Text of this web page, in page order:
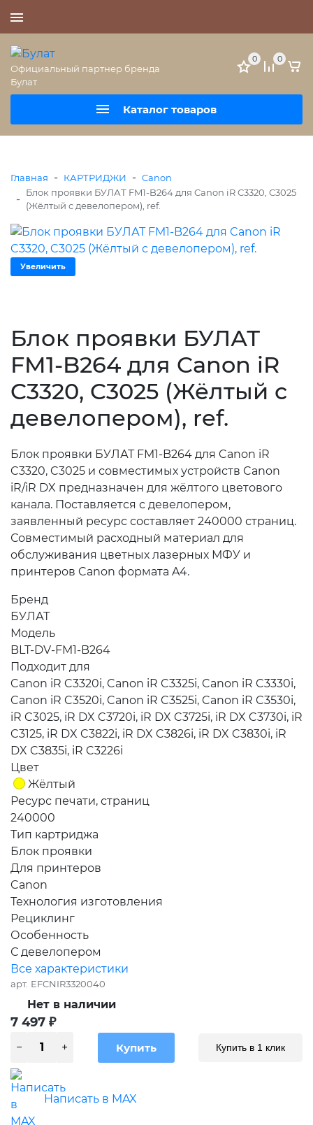
Официальный партнер бренда
Булат
Каталог товаров
0 0
Главная - КАРТРИДЖИ - Canon
-
Блок проявки БУЛАТ FM1-B264 для Canon iR C3320, C3025
(Жёлтый с девелопером), ref.
Увеличить
Блок проявки БУЛАТ
FM1-B264 для Canon iR
C3320, C3025 (Жёлтый с
девелопером), ref.
Блок проявки БУЛАТ FM1-B264 для Canon iR
C3320, C3025 и совместимых устройств Canon
iR/iR DX предназначен для жёлтого цветового
канала. Поставляется с девелопером,
заявленный ресурс составляет 240000 страниц.
Совместимый расходный материал для
обслуживания цветных лазерных МФУ и
принтеров Canon формата A4.
Бренд
БУЛАТ
Модель
BLT-DV-FM1-B264
Подходит для
Canon iR C3320i, Canon iR C3325i, Canon iR C3330i,
Canon iR C3520i, Canon iR C3525i, Canon iR C3530i,
iR C3025, iR DX C3720i, iR DX C3725i, iR DX C3730i, iR
C3125, iR DX C3822i, iR DX C3826i, iR DX C3830i, iR
DX C3835i, iR C3226i
Цвет
Жёлтый
Ресурс печати, страниц
240000
Тип картриджа
Блок проявки
Для принтеров
Canon
Технология изготовления
Рециклинг
Особенность
С девелопером
Все характеристики
арт. EFCNIR3320040
Нет в наличии
7 497 ₽
Купить в 1 клик
Написать в MAX